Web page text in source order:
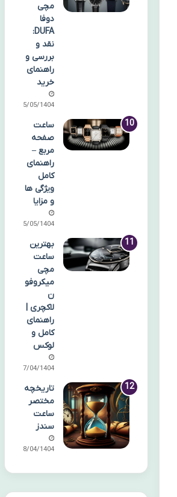
مچی
دوفا
DUFA:
نقد و
بررسی و
راهنمای
خرید
25/05/1404
ساعت
صفحه
مربع –
راهنمای
کامل
ویژگی ها
و مزایا
15/05/1404
بهترین
ساعت
مچی
میکروفو
ن
لاکچری |
راهنمای
کامل و
لوکس
27/04/1404
تاریخچه
مختصر
ساعت
سندز
18/04/1404